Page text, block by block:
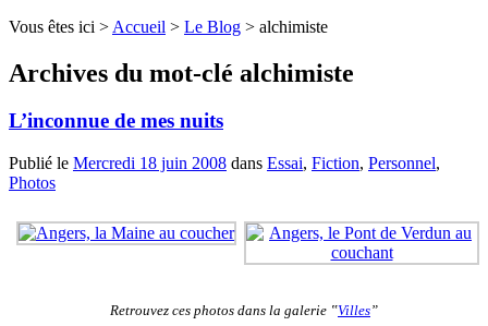
Vous êtes ici > Accueil > Le Blog > alchimiste
Archives du mot-clé alchimiste
L’inconnue de mes nuits
Publié le Mercredi 18 juin 2008 dans Essai, Fiction, Personnel,
Photos
Retrouvez ces photos dans la galerie ‟Villes”